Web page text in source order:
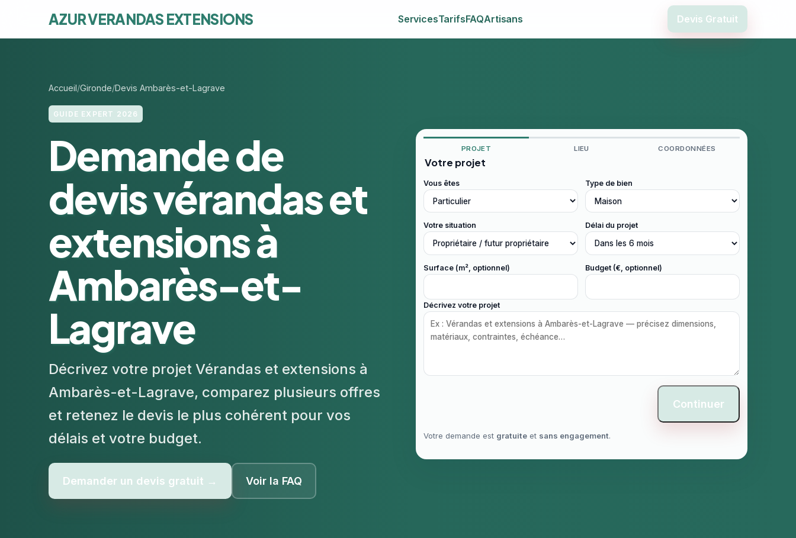
AZUR VERANDAS EXTENSIONS ServicesTarifsFAQArtisans Devis Gratuit
Accueil Gironde Devis Ambarès-et-Lagrave
GUIDE EXPERT 2026
Demande de
devis vérandas et
extensions à
Ambarès-et-
Lagrave
Décrivez votre projet Vérandas et extensions à
Ambarès-et-Lagrave, comparez plusieurs offres
et retenez le devis le plus cohérent pour vos
délais et votre budget.
Demander un devis gratuit → Voir la FAQ
PROJET LIEU COORDONNÉES
Votre projet
Vous êtes Type de bien
Votre situation Délai du projet
Surface (m², optionnel) Budget (€, optionnel)
Décrivez votre projet
Continuer
Votre demande est gratuite et sans engagement.